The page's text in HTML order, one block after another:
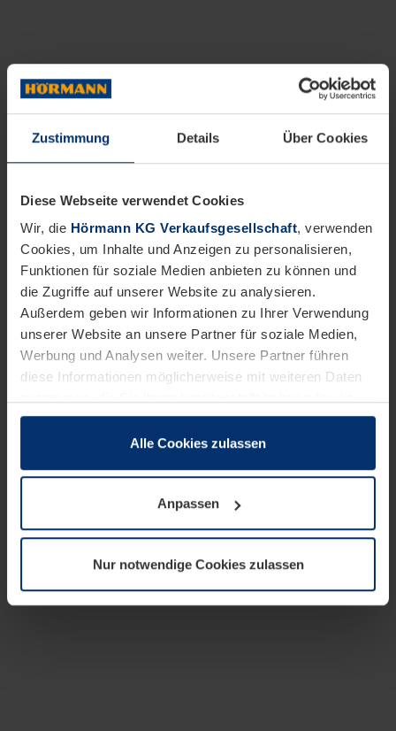
Zustimmung Details Über Cookies
Diese Webseite verwendet Cookies
Wir, die Hörmann KG Verkaufsgesellschaft, verwenden
Cookies, um Inhalte und Anzeigen zu personalisieren,
Funktionen für soziale Medien anbieten zu können und
die Zugriffe auf unserer Website zu analysieren.
Außerdem geben wir Informationen zu Ihrer Verwendung
unserer Website an unsere Partner für soziale Medien,
Werbung und Analysen weiter. Unsere Partner führen
diese Informationen möglicherweise mit weiteren Daten
sie im Rahmen Ihrer Nutzung der Dienste gesammelt
wenn diese für den Betrieb dieser Seite unbedingt
notwendig sind. Für alle anderen Cookie-Typen benötigen
wir Ihre Erlaubnis. Ihre Einwilligung können Sie jederzeit
Datenschutzerklärungunserer Website ändern oder
widerrufen.
Alle Cookies zulassen
Anpassen
Nur notwendige Cookies zulassen